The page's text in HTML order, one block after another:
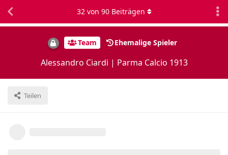
Team Ehemalige Spieler
Alessandro Ciardi | Parma Calcio 1913
Teilen
32von 90Beiträgen